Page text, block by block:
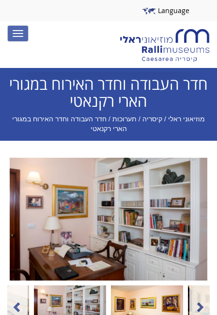
Language
Toggle
חדר העבודה וחדר האירוח במגורי
הארי רקנאטי
מוזיאוני ראלי / קיסריה / תערוכות / חדר העבודה וחדר האירוח במגורי
הארי רקנאטי